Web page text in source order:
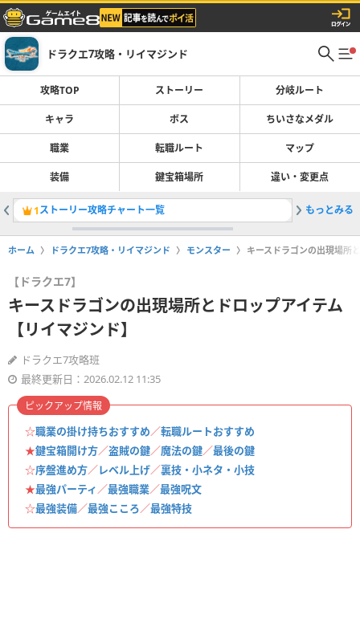
ドラクエ7攻略・リイマジンド
攻略TOP ストーリー 分岐ルート
キャラ ボス ちいさなメダル
職業 転職ルート マップ
装備 鍵宝箱場所 違い・変更点
1ストーリー攻略チャート一覧 2転職ル
もっとみる
ホーム ドラクエ7攻略・リイマジンド モンスター キースドラゴンの出現場所
【ドラクエ7】
キースドラゴンの出現場所とドロップアイテム
【リイマジンド】
ドラクエ7攻略班
最終更新日：2026.02.12 11:35
☆職業の掛け持ちおすすめ／転職ルートおすすめ
★鍵宝箱開け方／盗賊の鍵／魔法の鍵／最後の鍵
☆序盤進め方／レベル上げ／裏技・小ネタ・小技
★最強パーティ／最強職業／最強呪文
☆最強装備／最強こころ／最強特技
ピックアップ情報